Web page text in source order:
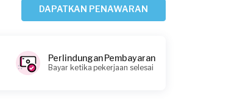
Teralis
Barat
Fulfilled
DAPATKAN PENAWARAN
Perlindungan Pembayaran
Bayar ketika pekerjaan selesai